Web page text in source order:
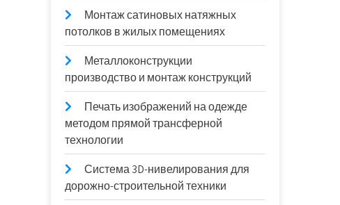
Монтаж сатиновых натяжных
потолков в жилых помещениях
Металлоконструкции
производство и монтаж конструкций
Печать изображений на одежде
методом прямой трансферной
технологии
Система 3D-нивелирования для
дорожно-строительной техники